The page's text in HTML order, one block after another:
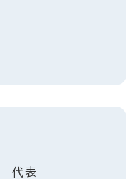
代表